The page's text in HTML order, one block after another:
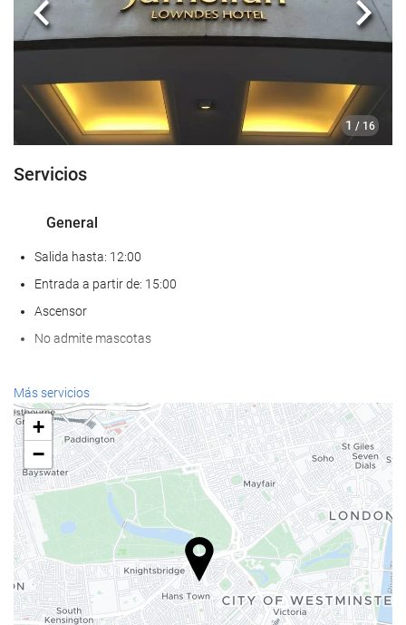
1 / 16
Anterior
Servicios
General
Salida hasta: 12:00
Entrada a partir de: 15:00
Ascensor
No admite mascotas
Servicios de recepción
Recepción 24 horas
Guardaequipaje
Comida y bebida
Restaurante a la carta
Bar
Acceso a Internet
Más servicios
+
−